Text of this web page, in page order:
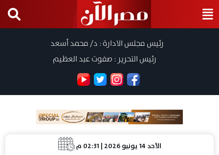
رئيس مجلس الادارة : د/ محمد أسعد
رئيس التحرير : صفوت عبد العظيم
الأحد 14 يونيو 2026 | 02:31 م